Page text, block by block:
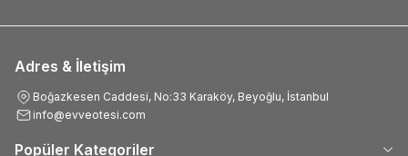
Adres & İletişim
Boğazkesen Caddesi, No:33 Karaköy, Beyoğlu, İstanbul
info@evveotesi.com
Popüler Kategoriler